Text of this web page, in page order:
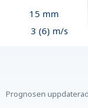
15 mm
3 (6) m/s
Prognosen uppdaterad